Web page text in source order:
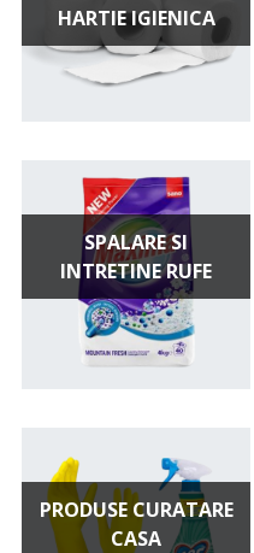
HARTIE IGIENICA
SPALARE SI
INTRETINE RUFE
PRODUSE CURATARE
CASA